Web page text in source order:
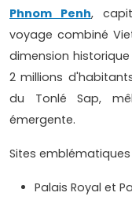
Phnom Penh,
voyage combiné
dimension
2 millions
du Tonlé Sap,
émergente.
Sites emblématiques
Palais Royal et